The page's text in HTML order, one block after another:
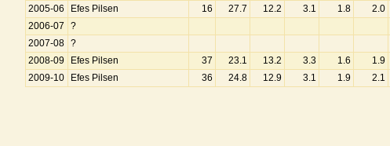
2005-06 Efes Pilsen 16 27.7 12.2 3.1 1.8 2.0
2006-07
?
2007-08 ?
2008-09
Efes Pilsen 37 23.1 13.2 3.3 1.6 1.9
2009-10
Efes Pilsen 36 24.8 12.9 3.1 1.9 2.1